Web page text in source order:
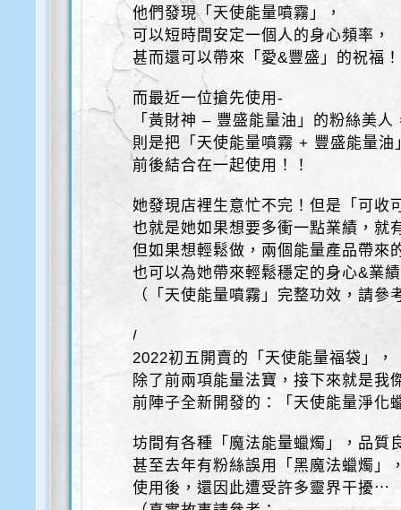
他們發現「天使能量噴霧」，
可以短時間安定一個人的身心頻率，
甚而還可以帶來「愛&豐盛」的祝福！
而最近一位搶先使用-
「黃財神 – 豐盛能量油」的粉絲美人
則是把「天使能量噴霧 + 豐盛能量油
前後結合在一起使用！！
她發現店裡生意忙不完！但是「可收
也就是她如果想要多衝一點業績，就
但如果想輕鬆做，兩個能量產品帶來
也可以為她帶來輕鬆穩定的身心&業
（「天使能量噴霧」完整功效，請參
/
2022初五開賣的「天使能量福袋」，
除了前兩項能量法寶，接下來就是我
前陣子全新開發的：「天使能量淨化
坊間有各種「魔法能量蠟燭」，品質
甚至去年有粉絲誤用「黑魔法蠟燭」
使用後，還因此遭受許多靈界干擾⋯